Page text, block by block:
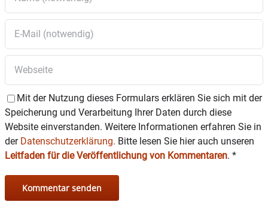
Mit der Nutzung dieses Formulars erklären Sie sich mit der
Speicherung und Verarbeitung Ihrer Daten durch diese
Website einverstanden. Weitere Informationen erfahren Sie in
der Datenschutzerklärung. Bitte lesen Sie hier auch unseren
Leitfaden für die Veröffentlichung von Kommentaren. *